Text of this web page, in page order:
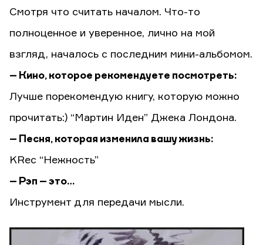
Смотря что считать началом. Что-то
полноценное и уверенное, лично на мой
взгляд, началось с последним мини-альбомом.
– Кино, которое рекомендуете посмотреть:
Лучше порекомендую книгу, которую можно
прочитать:) “Мартин Иден” Джека Лондона.
– Песня, которая изменила вашу жизнь:
KRec “Нежность”
– Рэп – это…
Инструмент для передачи мысли.